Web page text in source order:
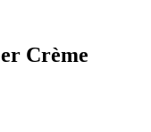
Crème